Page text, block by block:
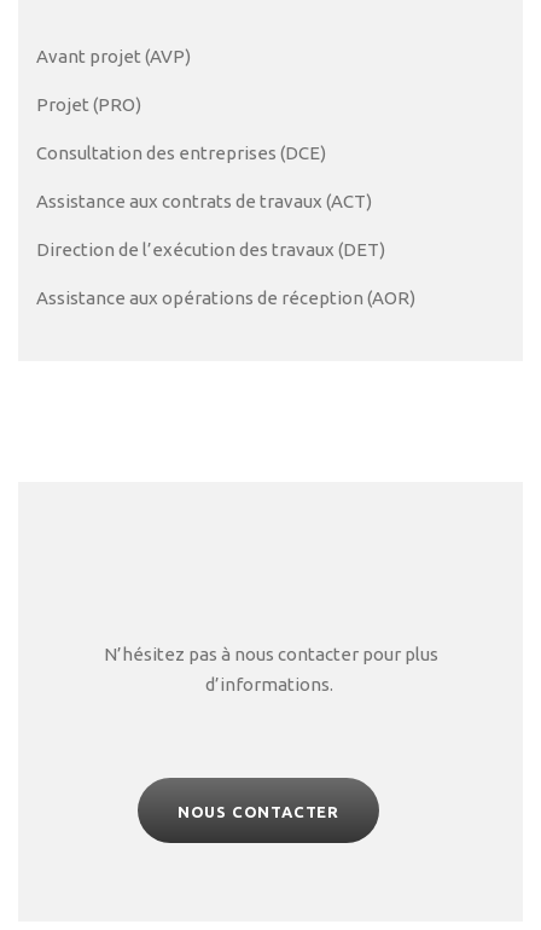
Avant projet (AVP)
Projet (PRO)
Consultation des entreprises (DCE)
Assistance aux contrats de travaux (ACT)
Direction de l’exécution des travaux (DET)
Assistance aux opérations de réception (AOR)
N’hésitez pas à nous contacter pour plus
d’informations.
NOUS CONTACTER